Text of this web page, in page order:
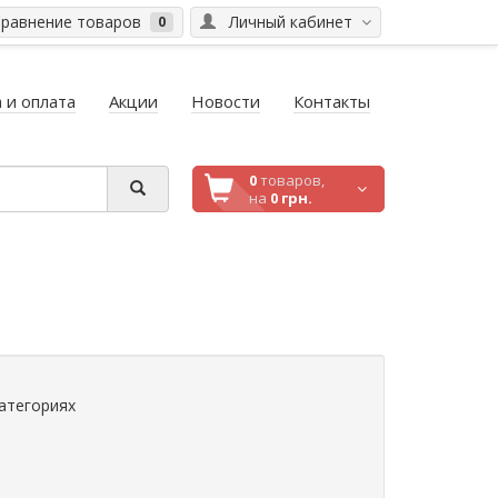
Личный кабинет
товаров 0
и оплата Акции Новости Контакты
0товаров,
на 0 грн.